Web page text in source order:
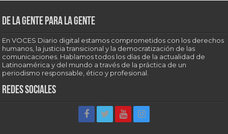
De la gente para la gente
En VOCES Diario digital estamos comprometidos con los derechos
humanos, la justicia transicional y la democratización de las
comunicaciones. Hablamos todos los días de la actualidad de
Latinoamérica y del mundo a través de la práctica de un
periodismo responsable, ético y profesional.
Redes sociales